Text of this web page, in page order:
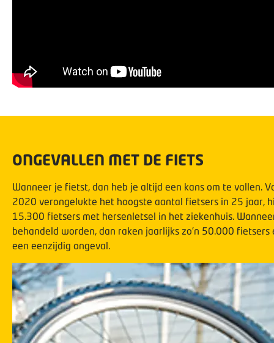
ONGEVALLEN MET DE FIETS
Wanneer je fietst, dan heb je altijd een kans om te vallen.
2020 verongelukte het hoogste aantal fietsers in 25 jaar,
15.300 fietsers met hersenletsel in het ziekenhuis.
behandeld worden, dan raken jaarlijks zo’n 50.000
een eenzijdig ongeval.